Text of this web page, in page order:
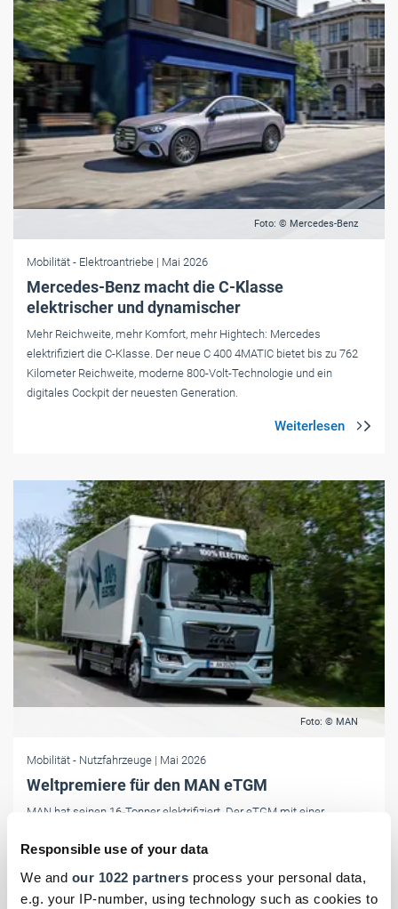
Responsible use of your data
We and our 1022 partners process your personal data,
e.g. your IP-number, using technology such as cookies to
Foto: © Mercedes-Benz
Mobilität - Elektroantriebe | Mai 2026
Mercedes-Benz macht die C-Klasse
elektrischer und dynamischer
Mehr Reichweite, mehr Komfort, mehr Hightech: Mercedes
elektrifiziert die C-Klasse. Der neue C 400 4MATIC bietet bis zu 762
Kilometer Reichweite, moderne 800-Volt-Technologie und ein
digitales Cockpit der neuesten Generation.
Foto: © MAN
Mobilität - Nutzfahrzeuge | Mai 2026
Weltpremiere für den MAN eTGM
MAN hat seinen 16‑Tonner elektrifiziert. Der eTGM mit einer